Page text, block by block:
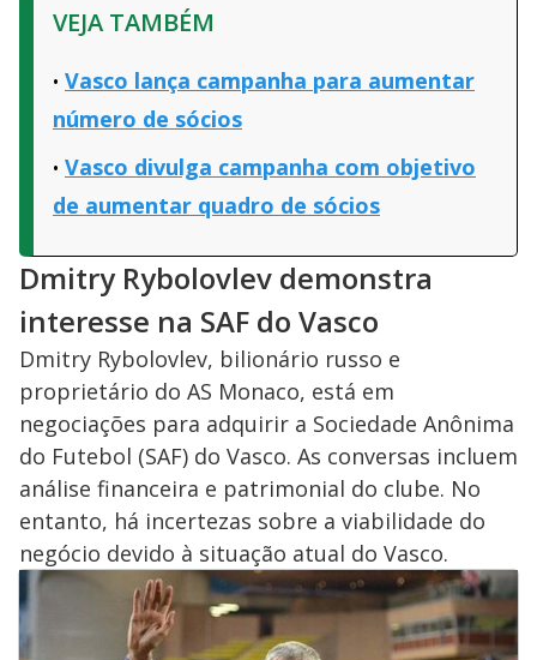
VEJA TAMBÉM
Vasco lança campanha para aumentar
número de sócios
Vasco divulga campanha com objetivo
de aumentar quadro de sócios
Dmitry Rybolovlev demonstra
interesse na SAF do Vasco
Dmitry Rybolovlev, bilionário russo e
proprietário do AS Monaco, está em
negociações para adquirir a Sociedade Anônima
do Futebol (SAF) do Vasco. As conversas incluem
análise financeira e patrimonial do clube. No
entanto, há incertezas sobre a viabilidade do
negócio devido à situação atual do Vasco.